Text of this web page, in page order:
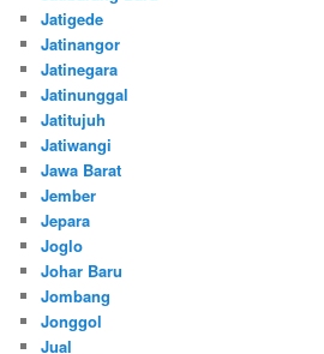
Jatigede
Jatinangor
Jatinegara
Jatinunggal
Jatitujuh
Jatiwangi
Jawa Barat
Jember
Jepara
Joglo
Johar Baru
Jombang
Jonggol
Jual